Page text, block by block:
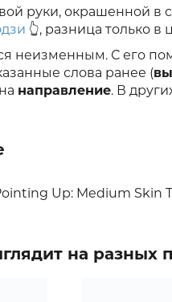
руки, окрашенной
👆, разница только в
неизменным. С его
слова ранее (
направление. В
Up: Medium Skin
на разных